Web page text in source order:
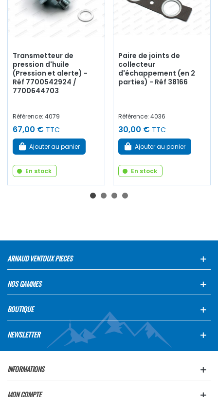
Transmetteur de
pression d'huile
(Pression et alerte) -
Réf 7700542924 /
7700644703
Référence: 4079
67,00 € TTC
Ajouter au panier
En stock
Paire de joints de
collecteur
d'échappement (en 2
parties) - Réf 38166
Référence: 4036
30,00 € TTC
Ajouter au panier
En stock
ARNAUD VENTOUX PIECES
NOS GAMMES
BOUTIQUE
NEWSLETTER
INFORMATIONS
MON COMPTE